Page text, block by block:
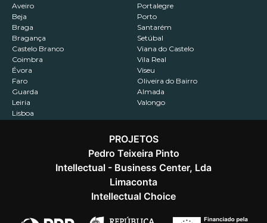
Aveiro
Beja
Braga
Bragança
Castelo Branco
Coimbra
Évora
Faro
Guarda
Leiria
Lisboa
Portalegre
Porto
Santarém
Setúbal
Viana do Castelo
Vila Real
Viseu
Oliveira do Bairro
Almada
Valongo
Contactos Recrutamento Política de Privacidade
PROJETOS
Pedro Teixeira Pinto
Intellectual - Business Center, Lda
Limaconta
Intellectual Choice